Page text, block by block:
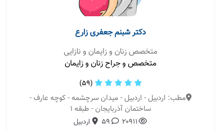
دکتر شبنم جعفری زارع
متخصص زنان و زایمان و نازایی
متخصص و جراح زنان و زایمان
(59)
مطب: اردبیل - اردبیل - میدان سرچشمه - کوچه عارف -
ساختمان آذربایجان - طبقه 1
20911
59 اردبیل